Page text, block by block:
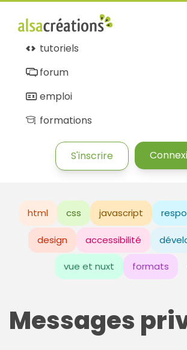
tutoriels
forum
emploi
formations
S'inscrire
html css javascript
design accessibilité
vue et nuxt formats
Messages